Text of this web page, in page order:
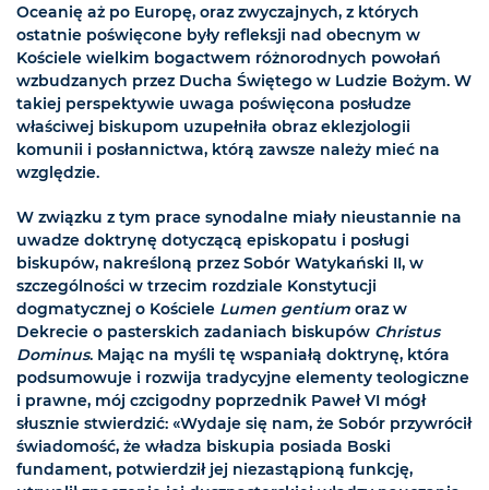
Oceanię aż po Europę, oraz zwyczajnych, z których
ostatnie poświęcone były refleksji nad obecnym w
Kościele wielkim bogactwem różnorodnych powołań
wzbudzanych przez Ducha Świętego w Ludzie Bożym. W
takiej perspektywie uwaga poświęcona posłudze
właściwej biskupom uzupełniła obraz eklezjologii
komunii i posłannictwa, którą zawsze należy mieć na
względzie.
W związku z tym prace synodalne miały nieustannie na
uwadze doktrynę dotyczącą episkopatu i posługi
biskupów, nakreśloną przez Sobór Watykański II, w
szczególności w trzecim rozdziale Konstytucji
dogmatycznej o Kościele Lumen gentium oraz w
Dekrecie o pasterskich zadaniach biskupów Christus
Dominus. Mając na myśli tę wspaniałą doktrynę, która
podsumowuje i rozwija tradycyjne elementy teologiczne
i prawne, mój czcigodny poprzednik Paweł VI mógł
słusznie stwierdzić: «Wydaje się nam, że Sobór przywrócił
świadomość, że władza biskupia posiada Boski
fundament, potwierdził jej niezastąpioną funkcję,